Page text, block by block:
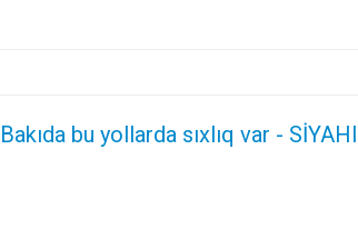
Bakıda bu yollarda sıxlıq var - SİYAHI